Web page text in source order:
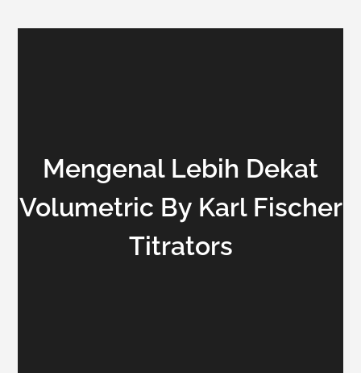
Mengenal Lebih Dekat
Volumetric By Karl Fischer
Titrators